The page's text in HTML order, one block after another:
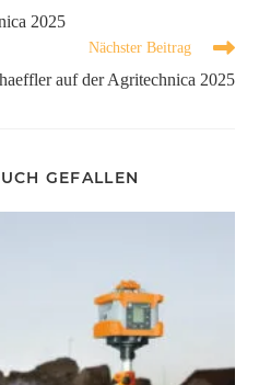
2025
Nächster Beitrag
auf der Agritechnica 2025
GEFALLEN